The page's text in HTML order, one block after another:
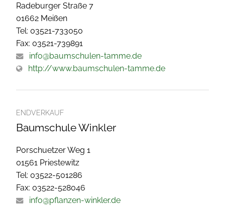
Radeburger Straße 7
01662 Meißen
Tel: 03521-733050
Fax: 03521-739891
info@baumschulen-tamme.de
http://www.baumschulen-tamme.de
ENDVERKAUF
Baumschule Winkler
Porschuetzer Weg 1
01561 Priestewitz
Tel: 03522-501286
Fax: 03522-528046
info@pflanzen-winkler.de